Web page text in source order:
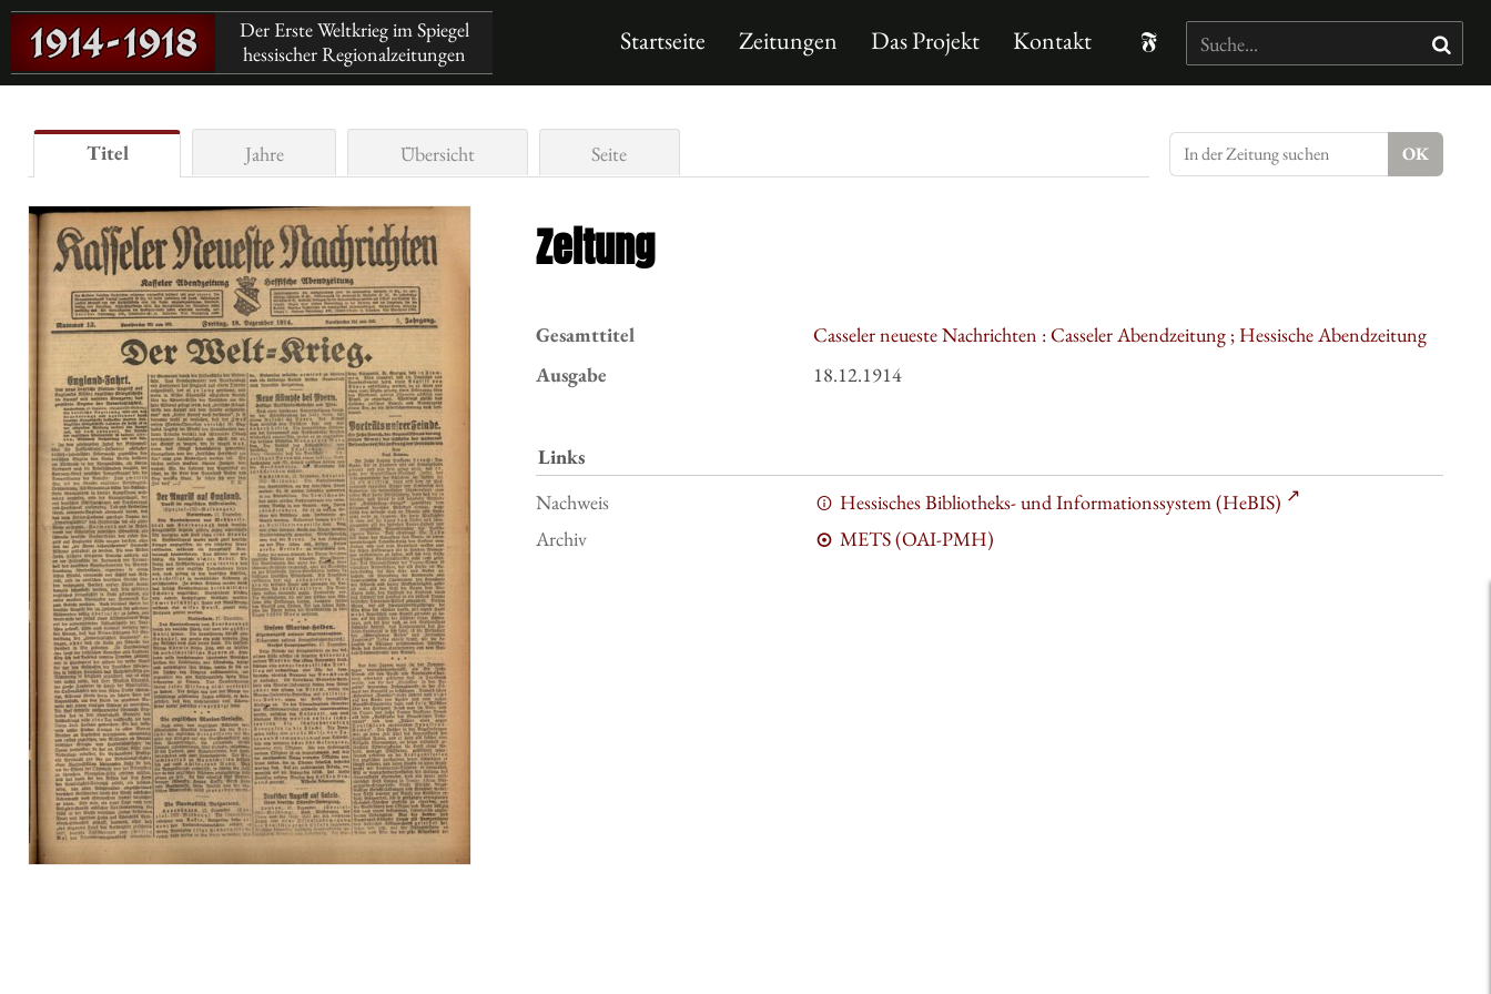
Der Erste Weltkrieg im Spiegel
hessischer Regionalzeitungen
Startseite Zeitungen Das Projekt Kontakt
Titel Jahre Übersicht Seite
Zeitung
Gesamttitel
Casseler neueste Nachrichten : Casseler Abendzeitung ; Hessische Abendzeitung
Ausgabe
18.12.1914
Links
Nachweis
Hessisches Bibliotheks- und Informationssystem (HeBIS)
Archiv
METS (OAI-PMH)